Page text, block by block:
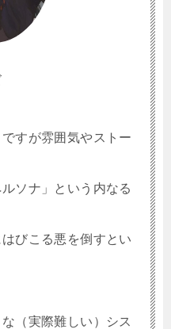
すが雰囲気やストー
ソナ」という内なる
びこる悪を倒すとい
（実際難しい）シス